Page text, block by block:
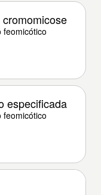
feomicótico
especificada
feomicótico